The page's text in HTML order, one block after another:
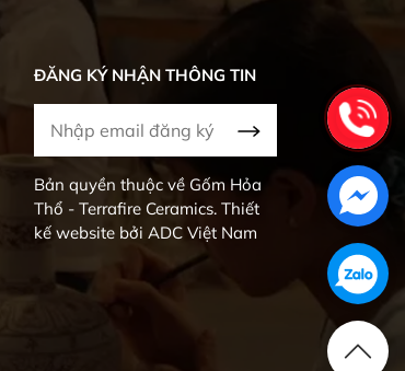
ĐĂNG KÝ NHẬN THÔNG TIN
Bản quyền thuộc về Gốm Hỏa
Thổ - Terrafire Ceramics. Thiết
kế website bởi ADC Việt Nam